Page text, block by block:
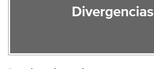
Divergencias